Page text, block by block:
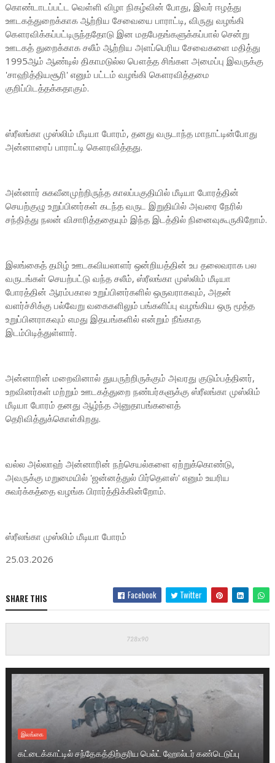
கொண்டாடப்பட்ட வெள்ளி விழா நிகழ்வின் போது, இவர் ஈழத்து
ஊடகத்துறைக்காக ஆற்றிய சேவையை பாராட்டி, விருது வழங்கி
கௌரவிக்கப்பட்டிருந்ததோடு இன மதபேதங்களுக்கப்பால் சென்று
ஊடகத் துறைக்காக சலீம் ஆற்றிய அளப்பெரிய சேவைகளை மதித்து
1995ஆம் ஆண்டில் திகாமடுல்ல பௌத்த சிங்கள அமைப்பு இவருக்கு
'சாஹித்தியசூரி' எனும் பட்டம் வழங்கி கௌரவித்தமை
குறிப்பிடத்தக்கதாகும்.
ஸ்ரீலங்கா முஸ்லிம் மீடியா போரம், தனது வருடாந்த மாநாட்டின்போது
அன்னாரைப் பாராட்டி கௌரவித்தது.
அன்னார் சுகவீனமுற்றிருந்த காலப்பகுதியில் மீடியா போரத்தின்
செயற்குழு உறுப்பினர்கள் கடந்த வருட இறுதியில் அவரை நேரில்
சந்தித்து நலன் விசாரித்ததையும் இந்த இடத்தில் நினைவுகூருகிறோம்.
இலங்கைத் தமிழ் ஊடகவியலாளர் ஒன்றியத்தின் உப தலைவராக பல
வருடங்கள் செயற்பட்டு வந்த சலீம், ஸ்ரீலங்கா முஸ்லிம் மீடியா
போரத்தின் ஆரம்பகால உறுப்பினர்களில் ஒருவராகவும், அதன்
வளர்ச்சிக்கு பல்வேறு வகைகளிலும் பங்களிப்பு வழங்கிய ஒரு மூத்த
உறுப்பினராகவும் எமது இதயங்களில் என்றும் நீங்காத
இடம்பிடித்துள்ளார்.
அன்னாரின் மறைவினால் துயருற்றிருக்கும் அவரது குடும்பத்தினர்,
உறவினர்கள் மற்றும் ஊடகத்துறை நண்பர்களுக்கு ஸ்ரீலங்கா முஸ்லிம்
மீடியா போரம் தனது ஆழ்ந்த அனுதாபங்களைத்
தெரிவித்துக்கொள்கிறது.
வல்ல அல்லாஹ் அன்னாரின் நற்செயல்களை ஏற்றுக்கொண்டு,
அவருக்கு மறுமையில் 'ஜன்னத்துல் பிர்தௌஸ்' எனும் உயரிய
சுவர்க்கத்தை வழங்க பிரார்த்திக்கின்றோம்.
ஸ்ரீலங்கா முஸ்லிம் மீடியா போரம்
25.03.2026
SHARE THIS Facebook Twitter
இலங்கை
கட்டைக்காட்டில் சந்தேகத்திற்குரிய பெல்ட் ஹோல்டர் கண்டெடுப்பு